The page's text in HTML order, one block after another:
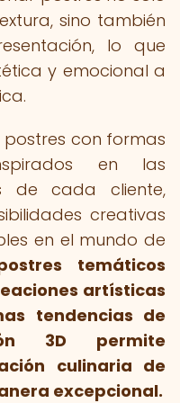
sino también
lo que
y emocional a
con formas
en las
de cada cliente,
creativas
en el mundo de
temáticos
artísticas
tendencias de
3D permite
culinaria de
excepcional.